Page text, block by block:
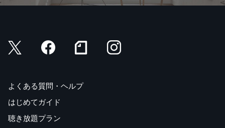
よくある質問・ヘルプ
はじめてガイド
聴き放題プラン